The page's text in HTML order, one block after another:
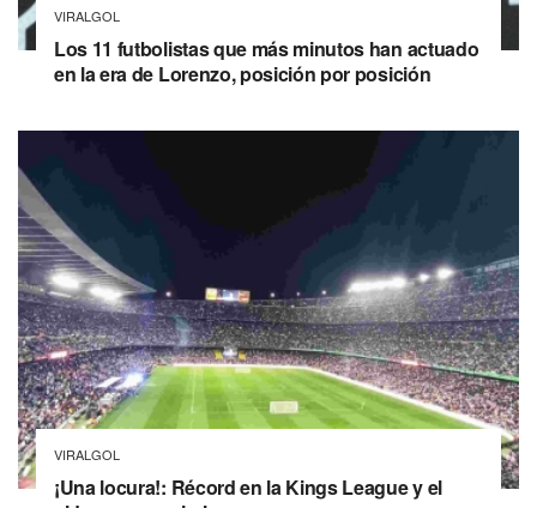
VIRALGOL
Los 11 futbolistas que más minutos han actuado
en la era de Lorenzo, posición por posición
VIRALGOL
¡Una locura!: Récord en la Kings League y el